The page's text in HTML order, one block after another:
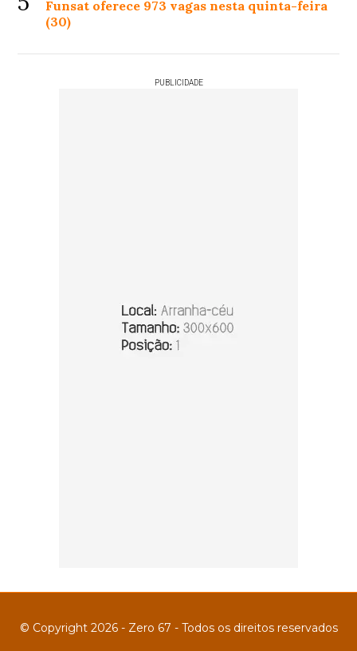
Funsat oferece 973 vagas nesta quinta-feira
(30)
PUBLICIDADE
© Copyright 2026 - Zero 67 - Todos os direitos reservados